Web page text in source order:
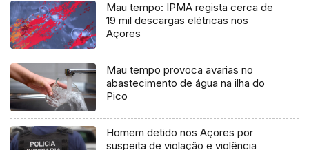
Mau tempo: IPMA regista cerca de
19 mil descargas elétricas nos
Açores
Mau tempo provoca avarias no
abastecimento de água na ilha do
Pico
Homem detido nos Açores por
suspeita de violação e violência